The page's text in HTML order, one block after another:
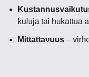
kuluja tai hukattua
Mittattavuus –